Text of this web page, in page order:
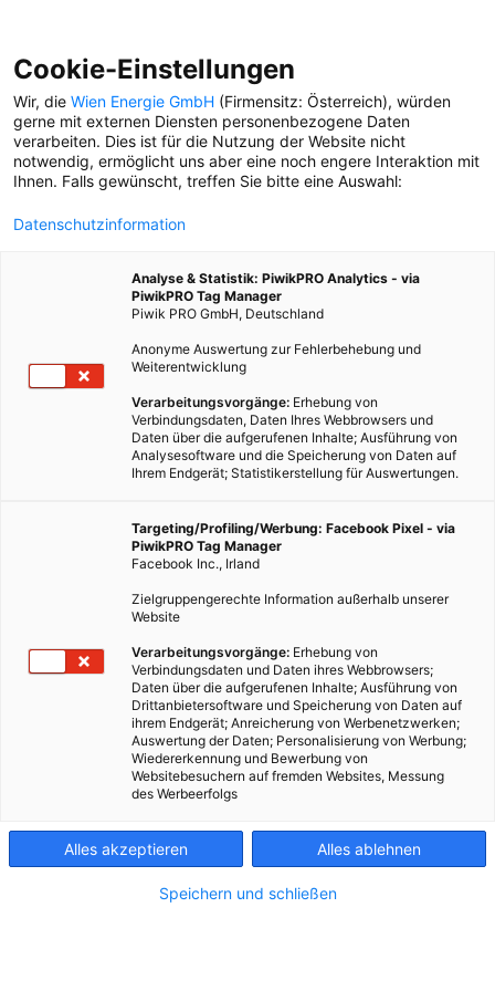
WILDWASSER
Fünf Profi-Tipps für
Wildwasser-Einsteiger
Kontakt
Impressum
Cookie-Einstellungen
Wir, die Wien Energie GmbH (Firmensitz: Österreich), würden
gerne mit externen Diensten personenbezogene Daten
verarbeiten. Dies ist für die Nutzung der Website nicht
notwendig, ermöglicht uns aber eine noch engere Interaktion mit
Ihnen. Falls gewünscht, treffen Sie bitte eine Auswahl:
Datenschutzinformation
Analyse & Statistik: PiwikPRO Analytics - via
PiwikPRO Tag Manager
Piwik PRO GmbH, Deutschland
Anonyme Auswertung zur Fehlerbehebung und
Weiterentwicklung
Verarbeitungsvorgänge: Erhebung von
Verbindungsdaten, Daten Ihres Webbrowsers und
Daten über die aufgerufenen Inhalte; Ausführung von
Analysesoftware und die Speicherung von Daten auf
Ihrem Endgerät; Statistikerstellung für Auswertungen.
Targeting/Profiling/Werbung: Facebook Pixel - via
PiwikPRO Tag Manager
Facebook Inc., Irland
Zielgruppengerechte Information außerhalb unserer
Website
Verarbeitungsvorgänge: Erhebung von
Verbindungsdaten und Daten ihres Webbrowsers;
Daten über die aufgerufenen Inhalte; Ausführung von
Drittanbietersoftware und Speicherung von Daten auf
ihrem Endgerät; Anreicherung von Werbenetzwerken;
Auswertung der Daten; Personalisierung von Werbung;
Wiedererkennung und Bewerbung von
Websitebesuchern auf fremden Websites, Messung
des Werbeerfolgs
Alles akzeptieren Alles ablehnen
Speichern und schließen